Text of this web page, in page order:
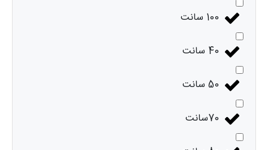
100 سانت
40 سانت
50 سانت
70سانت